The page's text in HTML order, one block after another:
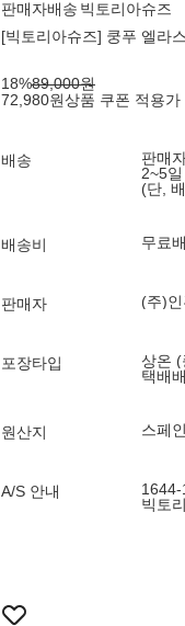
판매자배송 빅토리아슈즈
[빅토리아슈즈] 쿵푸 엘라
18%89,000원
72,980원상품 쿠폰 적용가
배송
판매
2~5
(단,
배송비 무료
판매자 (주)
포장타입
상온 (
택배
원산지 스페인
A/S 안내
1644-
빅토